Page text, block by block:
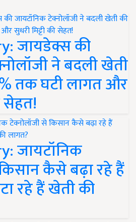
जायडेक्स की
ने बदली खेती
तक घटी लागत और
सेहत!
जायटॉनिक
कैसे बढ़ा रहे हैं
रहे हैं खेती की